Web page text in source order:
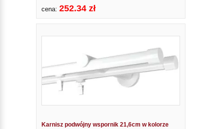
cena: 252.34 zł
Karnisz podwójny wspornik 21,6cm w kolorze